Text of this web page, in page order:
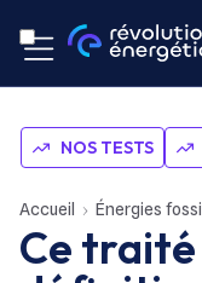
NOS TESTS
Accueil Énergies
Ce